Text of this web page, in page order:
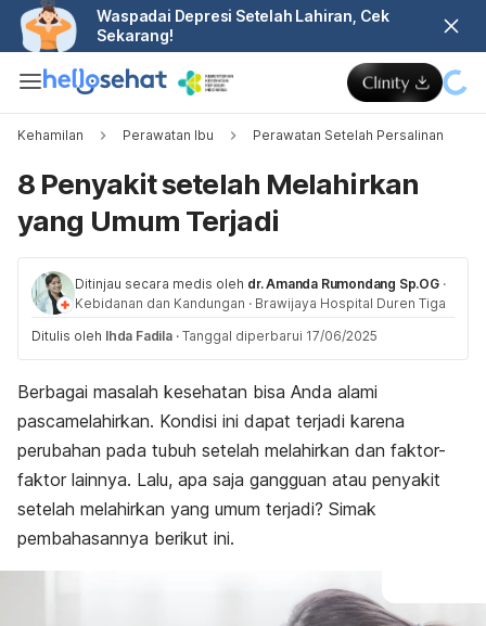
Waspadai Depresi Setelah Lahiran, Cek
Sekarang!
Kehamilan Perawatan Ibu Perawatan Setelah Persalinan
8 Penyakit setelah Melahirkan
yang Umum Terjadi
Ditinjau secara medis oleh dr. Amanda Rumondang Sp.OG ·
Kebidanan dan Kandungan · Brawijaya Hospital Duren Tiga
Ditulis oleh Ihda Fadila · Tanggal diperbarui 17/06/2025
Berbagai masalah kesehatan bisa Anda alami
pascamelahirkan. Kondisi ini dapat terjadi karena
perubahan pada tubuh setelah melahirkan dan faktor-
faktor lainnya. Lalu, apa saja gangguan atau penyakit
setelah melahirkan yang umum terjadi? Simak
pembahasannya berikut ini.